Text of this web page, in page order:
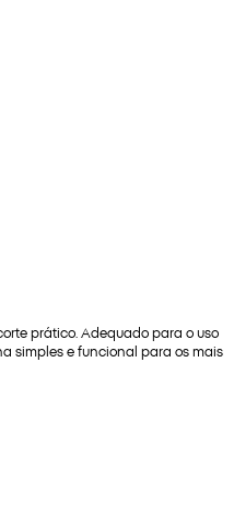
prático. Adequado para o uso
simples e funcional para os mais